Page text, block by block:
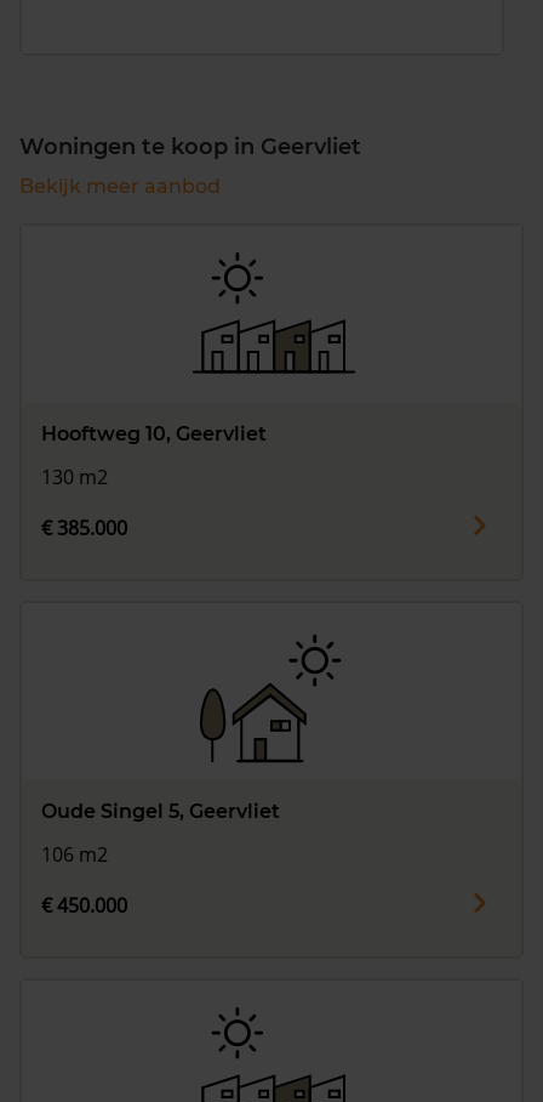
Woningen te koop in Geervliet
Bekijk meer aanbod
Hooftweg 10, Geervliet
130 m2
€ 385.000
Oude Singel 5, Geervliet
106 m2
€ 450.000